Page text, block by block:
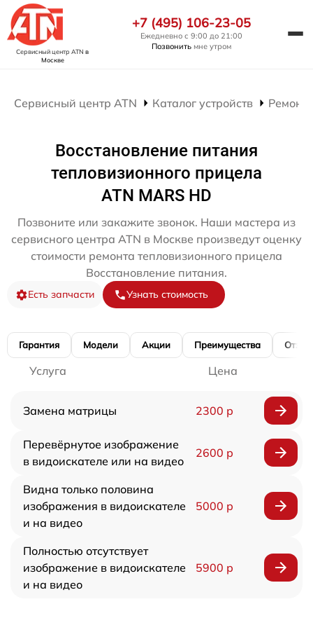
Сервисный центр ATN в
Москве
+7 (495) 106-23-05
Ежедневно с 9:00 до 21:00
Позвонить мне утром
Сервисный центр ATN Каталог устройств Ремонт
Восстановление питания
тепловизионного прицела
ATN MARS HD
Позвоните или закажите звонок. Наши мастера из
сервисного центра ATN в Москве произведут оценку
стоимости ремонта тепловизионного прицела
Восстановление питания.
Есть запчасти Узнать стоимость
Гарантия Модели Акции Преимущества
Услуга Цена
Замена матрицы 2300 р
Перевёрнутое изображение
в видоискателе или на видео
2600 р
Видна только половина
изображения в видоискателе
и на видео
5000 р
Полностью отсутствует
изображение в видоискателе
и на видео
5900 р